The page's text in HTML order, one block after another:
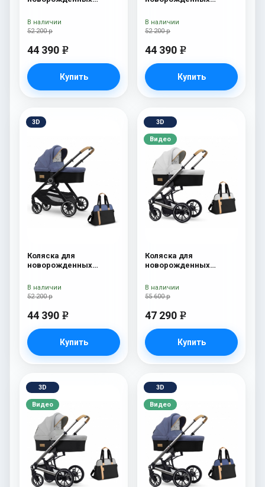
сумка Sahara
52 200 р
44 390 e
Купить
В наличии
сумка Grey
52 200 р
44 390 e
Купить
В наличии
3D
Коляска для
новорожденных
сумка Denim
52 200 р
44 390 e
Купить
В наличии
3D
Видео
Коляска для
новорожденных
Sahara
55 600 р
47 290 e
Купить
В наличии
3D
Видео
3D
Видео